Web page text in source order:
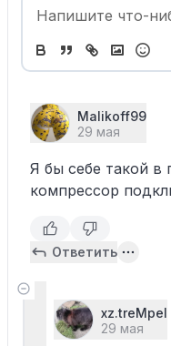
Malikoff99
29 мая
Я бы себе такой в
компрессор
Ответить
xz.treMpel
29 мая